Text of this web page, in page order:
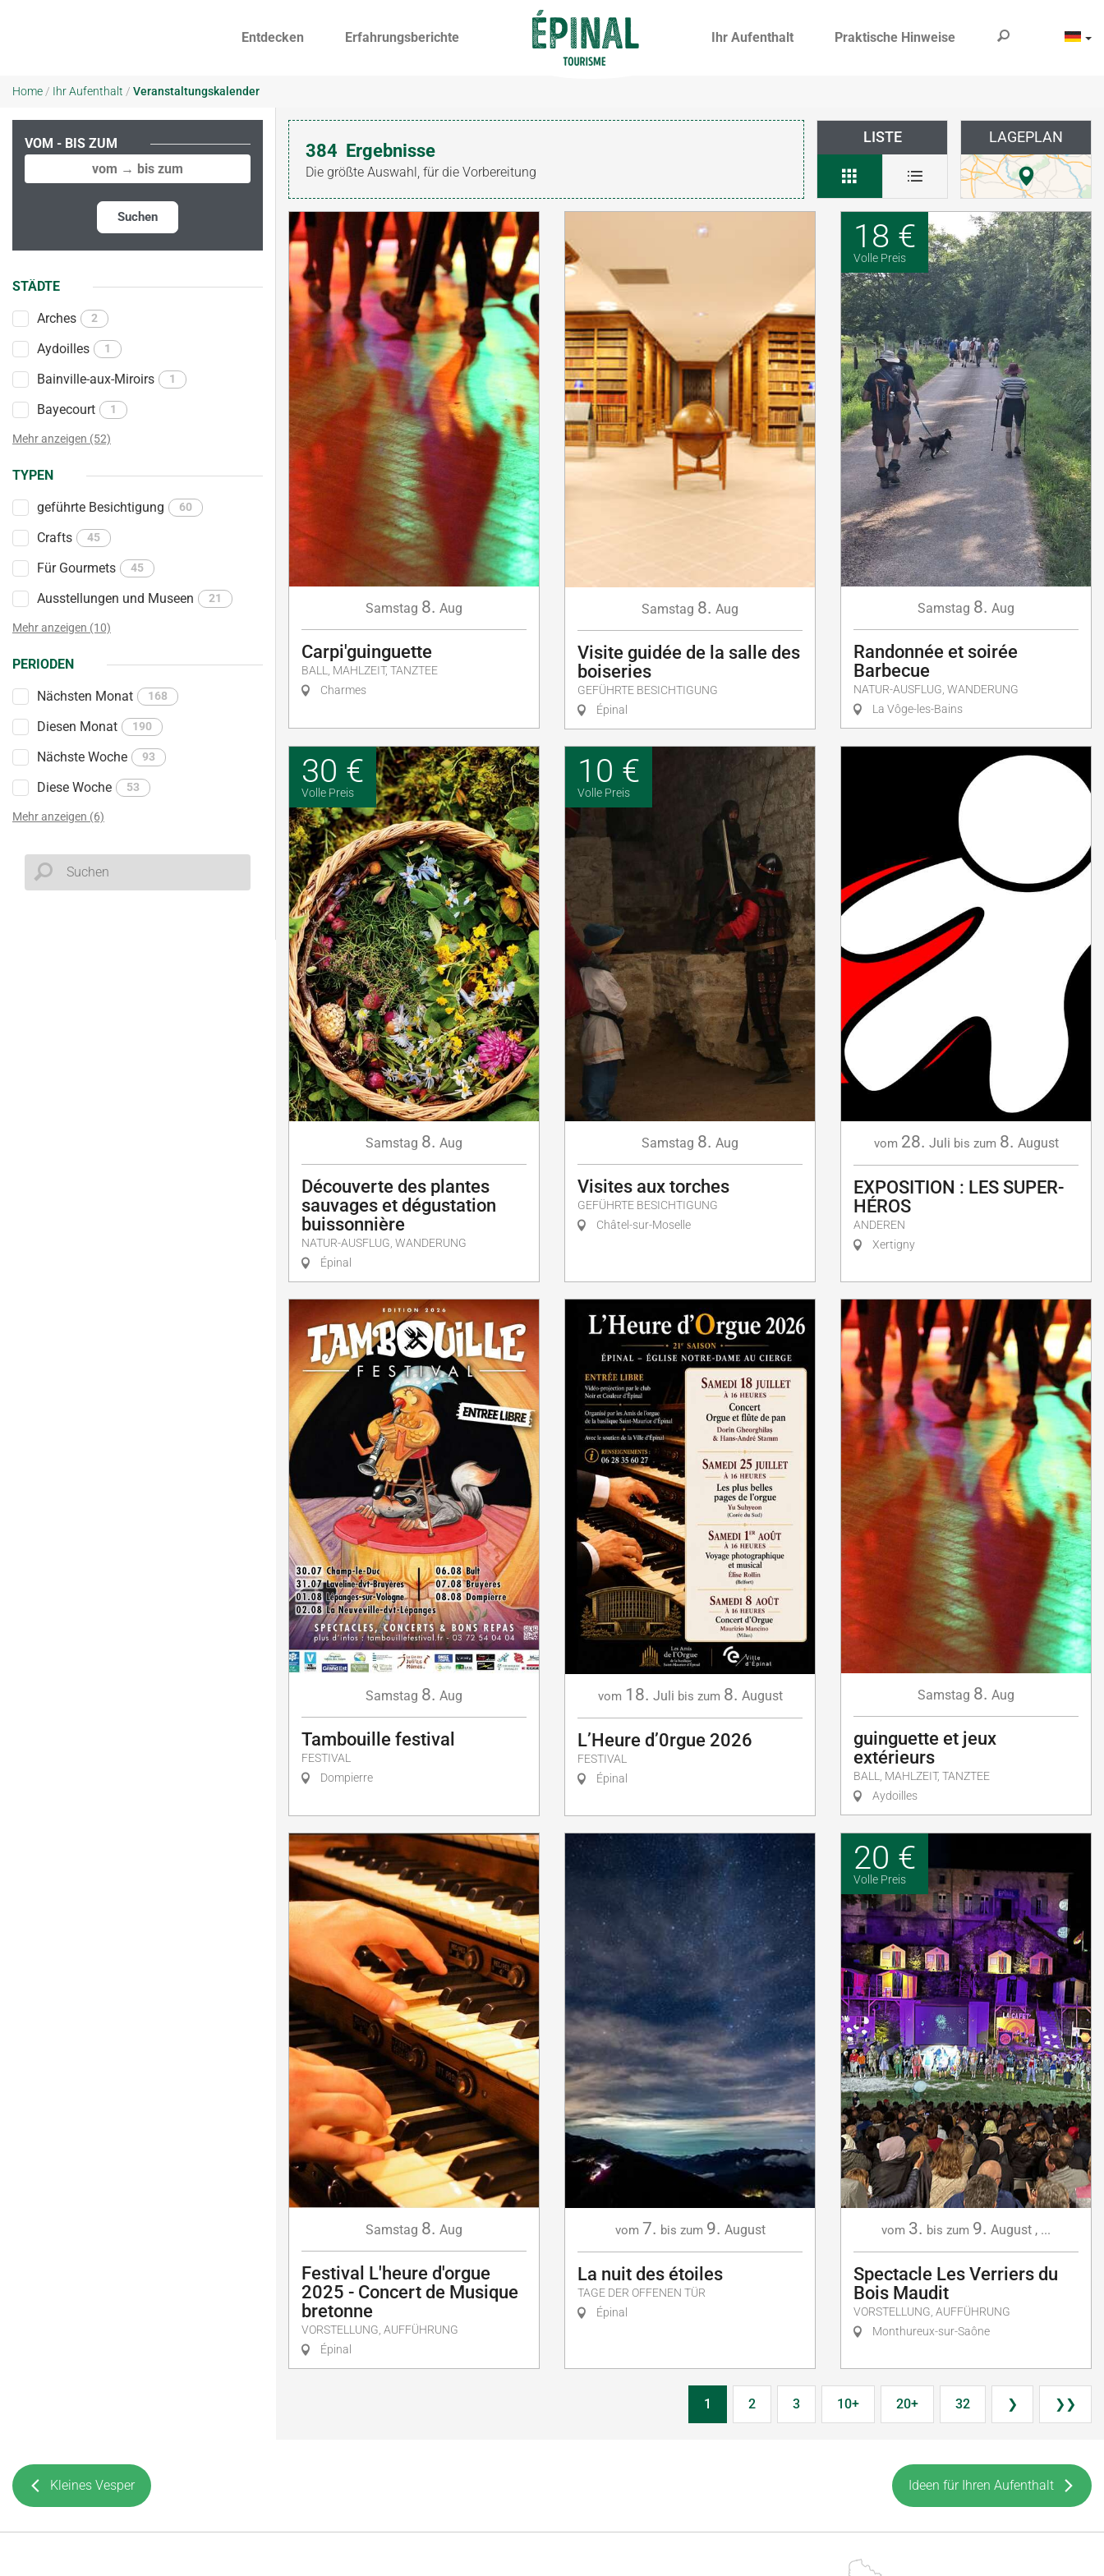
Entdecken Erfahrungsberichte Ihr Aufenthalt Praktische Hinweise
Home / Ihr Aufenthalt / Veranstaltungskalender
VOM - BIS ZUM
Suchen
STÄDTE
Arches 2
Aydoilles 1
Bainville-aux-Miroirs 1
Bayecourt 1
Mehr anzeigen (52)
TYPEN
geführte Besichtigung 60
Crafts 45
Für Gourmets 45
Ausstellungen und Museen 21
Mehr anzeigen (10)
PERIODEN
Nächsten Monat 168
Diesen Monat 190
Nächste Woche 93
Diese Woche 53
Mehr anzeigen (6)
384 Ergebnisse
Die größte Auswahl, für die Vorbereitung
LISTE LAGEPLAN
Samstag 8. Aug
Carpi'guinguette
BALL, MAHLZEIT, TANZTEE
Charmes
Samstag 8. Aug
Visite guidée de la salle des
boiseries
GEFÜHRTE BESICHTIGUNG
Épinal
18 €
Volle Preis
Samstag 8. Aug
Randonnée et soirée
Barbecue
NATUR-AUSFLUG, WANDERUNG
La Vôge-les-Bains
30 €
Volle Preis
Samstag 8. Aug
Découverte des plantes
sauvages et dégustation
buissonnière
NATUR-AUSFLUG, WANDERUNG
Épinal
10 €
Volle Preis
Samstag 8. Aug
Visites aux torches
GEFÜHRTE BESICHTIGUNG
Châtel-sur-Moselle
vom 28. Juli bis zum 8. August
EXPOSITION : LES SUPER-
HÉROS
ANDEREN
Xertigny
Samstag 8. Aug
Tambouille festival
FESTIVAL
Dompierre
vom 18. Juli bis zum 8. August
L’Heure d’0rgue 2026
FESTIVAL
Épinal
Samstag 8. Aug
guinguette et jeux
extérieurs
BALL, MAHLZEIT, TANZTEE
Aydoilles
Samstag 8. Aug
Festival L'heure d'orgue
2025 - Concert de Musique
bretonne
VORSTELLUNG, AUFFÜHRUNG
Épinal
vom 7. bis zum 9. August
La nuit des étoiles
TAGE DER OFFENEN TÜR
Épinal
20 €
Volle Preis
vom 3. bis zum 9. August , ...
Spectacle Les Verriers du
Bois Maudit
VORSTELLUNG, AUFFÜHRUNG
Monthureux-sur-Saône
1 2 3 10+ 20+ 32 ❯ ❯❯
Kleines Vesper Ideen für Ihren Aufenthalt